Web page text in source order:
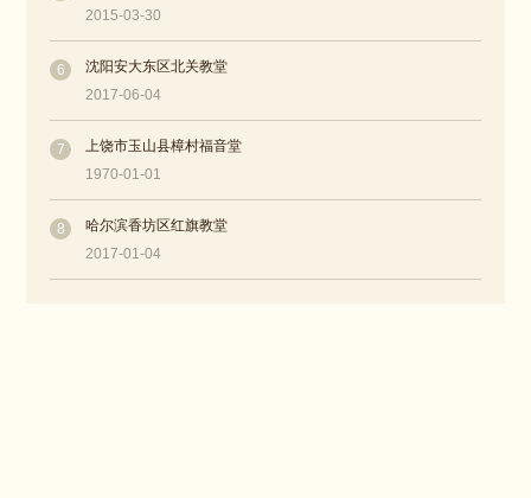
2015-03-30
6
沈阳安大东区北关教堂
2017-06-04
7
上饶市玉山县樟村福音堂
1970-01-01
8
哈尔滨香坊区红旗教堂
2017-01-04